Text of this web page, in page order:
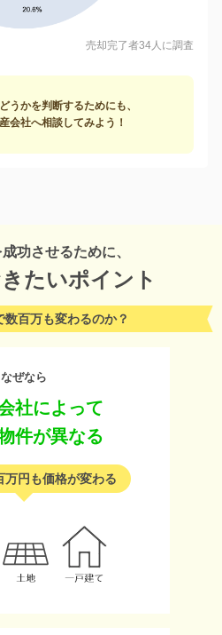
売却完了者34人に調査
うかを判断するためにも、
会社へ相談してみよう！
功させるために、
たいポイント
数百万も変わるのか？
なぜなら
社によって
件が異なる
万円も価格が変わる